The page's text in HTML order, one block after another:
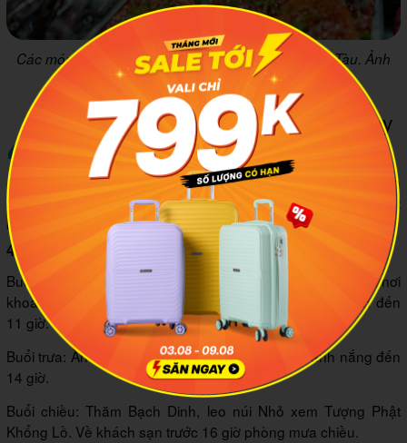
Các món ăn từ hải sản hấp dẫn tại chợ đêm Vũng Tàu. Ảnh
minh họa: Traveloka
4 Lịch trình gợi ý cho chuyến đi 2 ngày
1 đêm
Nếu như bạn đang không biết đi đâu, làm gì khi đến
Vũng Tàu tháng 6, thì hãy để mình gợi ý về lịch trình chi tiết
bên dưới đây.
4.1 Ngày 1
Buổi sáng: Xuất phát từ TP.HCM, đi phà hoặc xe buýt. Đến nơi
khoảng 9 giờ, nhận phòng. Sau đó ra Bãi Sau tắm biển đến
11 giờ.
Buổi trưa: Ăn hải sản ở khu Bãi Sau, nghỉ ngơi tránh nắng đến
14 giờ.
Buổi chiều: Thăm Bạch Dinh, leo núi Nhỏ xem Tượng Phật
Khổng Lồ. Về khách sạn trước 16 giờ phòng mưa chiều.